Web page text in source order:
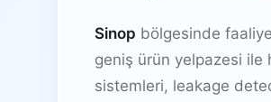
Sinop bölgesinde
geniş ürün yelpazesi ile
sistemleri, leakage